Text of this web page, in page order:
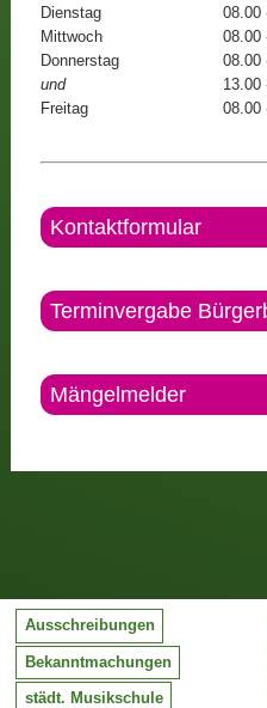
Dienstag
08.00
Mittwoch
08.00
Donnerstag
08.00
und
13.00
Freitag
08.00
Kontaktformular
Terminvergabe
Mängelmelder
Ausschreibungen
Bekanntmachungen
städt. Musikschule